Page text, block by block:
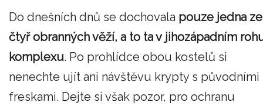
Do dnešních dnů se dochovala pouze jedna ze
čtyř obranných věží, a to ta v jihozápadním
komplexu. Po prohlídce obou kostelů si
nenechte ujít ani návštěvu krypty s původními
freskami. Dejte si však pozor, pro ochranu